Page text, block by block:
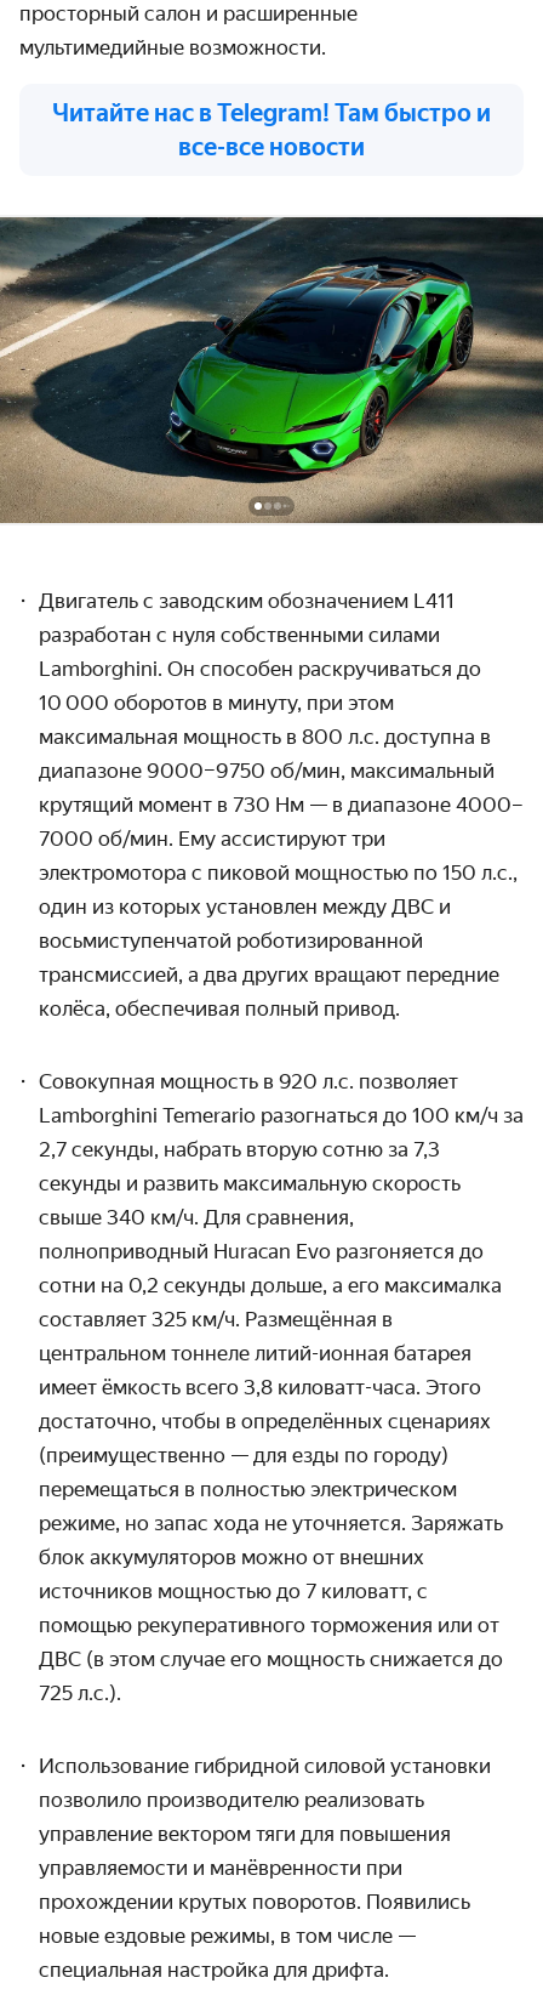
просторный салон и расширенные
мультимедийные возможности.
Читайте нас в Telegram! Там быстро и
все-все новости
Двигатель с заводским обозначением L411
разработан с нуля собственными силами
Lamborghini. Он способен раскручиваться до
10 000 оборотов в минуту, при этом
максимальная мощность в 800 л.с. доступна в
диапазоне 9000–9750 об/мин, максимальный
крутящий момент в 730 Нм — в диапазоне 4000–
7000 об/мин. Ему ассистируют три
электромотора с пиковой мощностью по 150 л.с.,
один из которых установлен между ДВС и
восьмиступенчатой роботизированной
трансмиссией, а два других вращают передние
колёса, обеспечивая полный привод.
Совокупная мощность в 920 л.с. позволяет
Lamborghini Temerario разогнаться до 100 км/ч за
2,7 секунды, набрать вторую сотню за 7,3
секунды и развить максимальную скорость
свыше 340 км/ч. Для сравнения,
полноприводный Huracan Evo разгоняется до
сотни на 0,2 секунды дольше, а его максималка
составляет 325 км/ч. Размещённая в
центральном тоннеле литий-ионная батарея
имеет ёмкость всего 3,8 киловатт-часа. Этого
достаточно, чтобы в определённых сценариях
(преимущественно — для езды по городу)
перемещаться в полностью электрическом
режиме, но запас хода не уточняется. Заряжать
блок аккумуляторов можно от внешних
источников мощностью до 7 киловатт, с
помощью рекуперативного торможения или от
ДВС (в этом случае его мощность снижается до
725 л.с.).
Использование гибридной силовой установки
позволило производителю реализовать
управление вектором тяги для повышения
управляемости и манёвренности при
прохождении крутых поворотов. Появились
новые ездовые режимы, в том числе —
специальная настройка для дрифта.